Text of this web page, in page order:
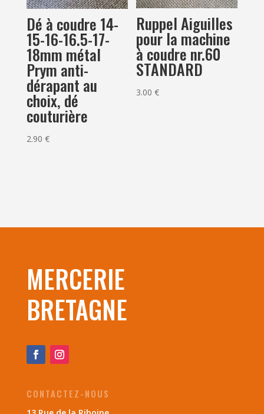
Dé à coudre 14-
15-16-16.5-17-
18mm métal
Prym anti-
dérapant au
choix, dé
couturière
2.90 €
Ruppel Aiguilles
pour la machine
à coudre nr.60
STANDARD
3.00€
MERCERIE
BRETAGNE
CONTACTEZ-NOUS